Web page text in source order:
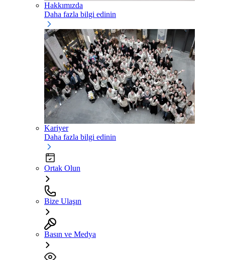
Hakkımızda
Daha fazla bilgi edinin
Kariyer
Daha fazla bilgi edinin
Ortak Olun
Bize Ulaşın
Basın ve Medya